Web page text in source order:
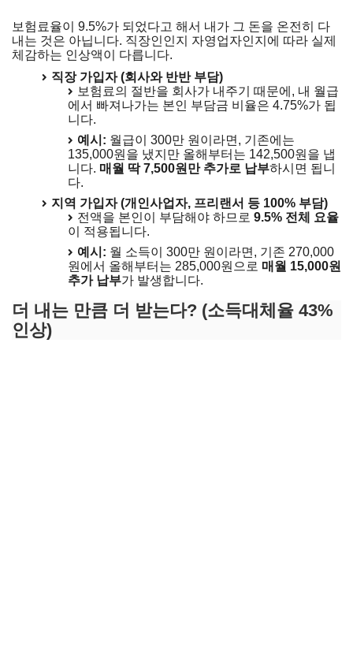
보험료율이 9.5%가 되었다고 해서 내가 그 돈을 온전히 다
내는 것은 아닙니다. 직장인인지 자영업자인지에 따라 실제
체감하는 인상액이 다릅니다.
직장 가입자 (회사와 반반 부담)
보험료의 절반을 회사가 내주기 때문에, 내 월급
에서 빠져나가는 본인 부담금 비율은 4.75%가 됩
니다.
예시: 월급이 300만 원이라면, 기존에는
135,000원을 냈지만 올해부터는 142,500원을 냅
니다. 매월 딱 7,500원만 추가로 납부하시면 됩니
다.
지역 가입자 (개인사업자, 프리랜서 등 100% 부담)
전액을 본인이 부담해야 하므로 9.5% 전체 요율
이 적용됩니다.
예시: 월 소득이 300만 원이라면, 기존 270,000
원에서 올해부터는 285,000원으로 매월 15,000원
추가 납부가 발생합니다.
더 내는 만큼 더 받는다? (소득대체율 43%
인상)